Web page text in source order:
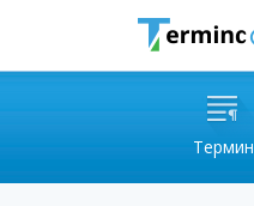
Термин